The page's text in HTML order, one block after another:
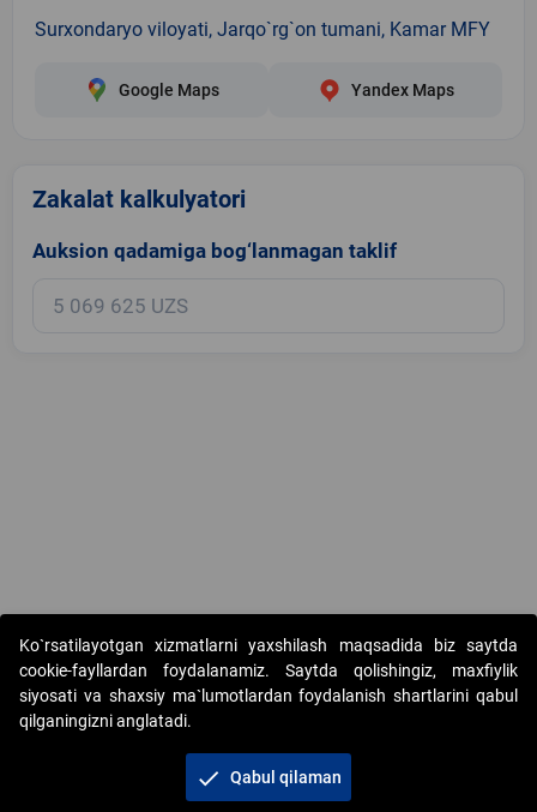
Surxondaryo viloyati, Jarqo`rg`on tumani, Kamar MFY
Google Maps Yandex Maps
Zakalat kalkulyatori
Auksion qadamiga bog‘lanmagan taklif
Copyright © 2017-2026. "Elektron onlayn-auksionlarni tashkil etish"
AJ. Barcha huquqlar himoyalangan
+998 71 202-21-11
Ko`rsatilayotgan xizmatlarni yaxshilash maqsadida biz saytda
cookie-fayllardan foydalanamiz. Saytda qolishingiz, maxfiylik
siyosati va shaxsiy ma`lumotlardan foydalanish shartlarini qabul
qilganingizni anglatadi.
check Qabul qilaman